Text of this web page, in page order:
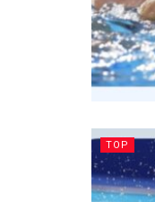
TOP